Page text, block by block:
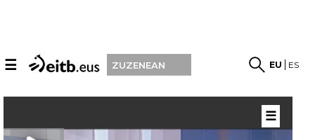
☰ ZUZENEAN EU ES
☰